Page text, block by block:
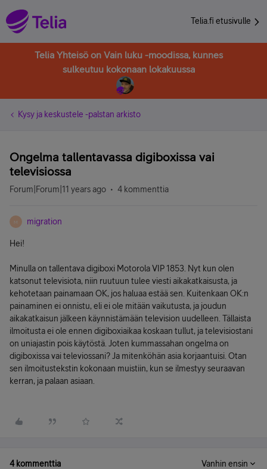
Telia.fi etusivulle
Telia Yhteisö on Vain luku -moodissa, kunnes
sulkeutuu kokonaan lokakuussa
Kysy ja keskustele -palstan arkisto
Ongelma tallentavassa digiboxissa vai
televisiossa
Forum|Forum|11 years ago 4 kommenttia
M migration
Hei!
Minulla on tallentava digiboxi Motorola VIP 1853. Nyt kun olen
katsonut televisiota, niin ruutuun tulee viesti aikakatkaisusta, ja
kehotetaan painamaan OK, jos haluaa estää sen. Kuitenkaan OK:n
painaminen ei onnistu, eli ei ole mitään vaikutusta, ja joudun
aikakatkaisun jälkeen käynnistämään television uudelleen. Tällaista
ilmoitusta ei ole ennen digiboxiaikaa koskaan tullut, ja televisiostani
on uniajastin pois käytöstä. Joten kummassahan ongelma on
digiboxissa vai televiossani? Ja mitenköhän asia korjaantuisi. Otan
sen ilmoitustekstin kokonaan muistiin, kun se ilmestyy seuraavan
kerran, ja palaan asiaan.
4 kommenttia Vanhin ensin